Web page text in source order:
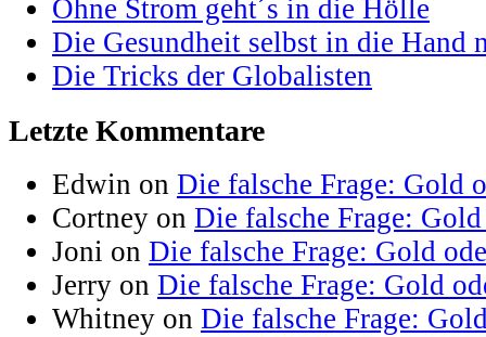
Ohne Strom geht´s in die Hölle
Die Gesundheit selbst in die Hand
Die Tricks der Globalisten
Letzte Kommentare
Edwin on Die falsche Frage: Gold
Cortney on Die falsche Frage:
Joni on Die falsche Frage: Gold
Jerry on Die falsche Frage: Gold
Whitney on Die falsche Frage: